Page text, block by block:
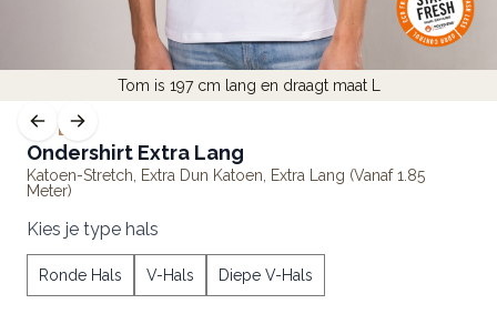
Tom is 197 cm lang en draagt maat L
LITE
Ondershirt Extra Lang
Katoen-Stretch
Extra Dun Katoen, Extra Lang (vanaf 1.85
Meter)
Kies je type hals
Ronde Hals V-Hals Diepe V-Hals